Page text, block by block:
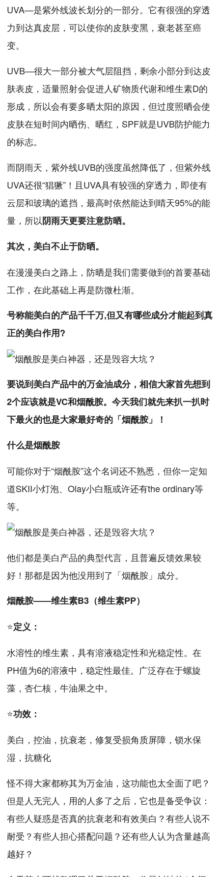
UVA—是紫外线波长划分的一部分。它有很强的穿透
力到达真皮层，可以使你的皮肤变黑，衰老甚至癌
变。
UVB—很大一部分被大气层阻挡，剩余小部分到达皮
肤表皮，适量照射会促进人矿物质代谢和维生素D的
形成，所以会有要多晒太阳的原因，但过度照晒会使
皮肤在短时间内晒伤、晒红，SPF就是UVB防护能力
的标志。
而阴雨天，紫外线UVB的强度虽然降低了，但紫外线
UVA还很“猖獗”！且UVA具有较强的穿透力，即使有
云层和玻璃的遮挡，最高时依然能达到晴天95%的能
量，所以阴雨天更要注意防晒。
其次，美白不止于防晒。
在漫漫美白之路上，防晒是我们需要做到的首要基础
工作，在此基础上再是防微杜渐。
号称能美白的产品千千万,但又有哪些成分才能起到真
正的美白作用?
要说到美白产品中的万金油成分，相信大家首先想到
2个应该就是VC和烟酰胺。今天我们就先来扒一扒时
下最火的也是大家最好奇的「烟酰胺」！
什么是烟酰胺
可能你对于“烟酰胺”这个名词还不熟悉，但你一定知
道SKII小灯泡、Olay小白瓶或许还有the ordinary等
等。
他们都是美白产品的典型代言，且普遍反馈效果较
好！那都是因为他没用到了「烟酰胺」成分。
烟酰胺——维生素B3（维生素PP）
⭐定义：
水溶性的维生素，具有溶液稳定性和光稳定性。在
PH值为6的溶液中，稳定性最佳。广泛存在于螺旋
藻，杏仁核，牛油果之中。
⭐功效：
美白，控油，抗衰老，修复受损角质屏障，锁水保
湿，抗糖化
怪不得大家都称其为万金油，这功能也太全面了吧？
但是人无完人，用的人多了之后，它也是备受争议：
有些人疑惑是否真的抗衰老和有效美白？有些人说不
耐受？有些人担心搭配问题？还有些人认为含量越高
越好？